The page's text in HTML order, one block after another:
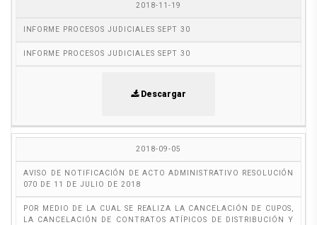
2018-11-19
INFORME PROCESOS JUDICIALES SEPT 30
INFORME PROCESOS JUDICIALES SEPT 30
Descargar
2018-09-05
AVISO DE NOTIFICACIÓN DE ACTO ADMINISTRATIVO RESOLUCIÓN
070 DE 11 DE JULIO DE 2018
POR MEDIO DE LA CUAL SE REALIZA LA CANCELACIÓN DE CUPOS,
LA CANCELACIÓN DE CONTRATOS ATÍPICOS DE DISTRIBUCIÓN Y